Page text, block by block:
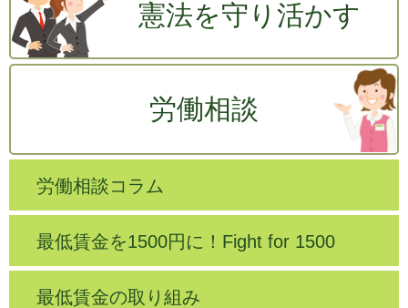
憲法を守り活かす
労働相談
労働相談コラム
最低賃金を1500円に！Fight for 1500
最低賃金の取り組み